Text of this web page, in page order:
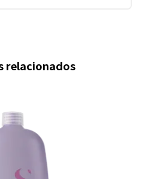
relacionados